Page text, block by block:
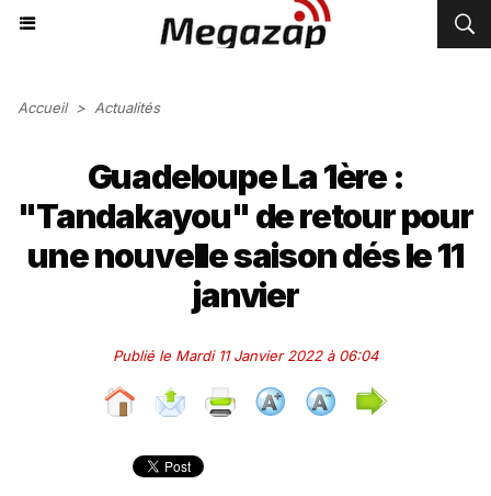
Accueil > Actualités
Guadeloupe La 1ère :
"Tandakayou" de retour pour
une nouvelle saison dés le 11
janvier
Publié le Mardi 11 Janvier 2022 à 06:04